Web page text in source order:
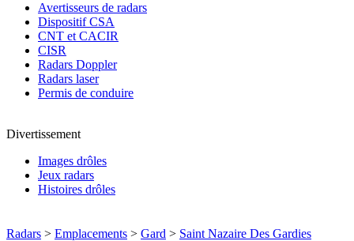
Avertisseurs de radars
Dispositif CSA
CNT et CACIR
CISR
Radars Doppler
Radars laser
Permis de conduire
Divertissement
Images drôles
Jeux radars
Histoires drôles
Radars > Emplacements > Gard > Saint Nazaire Des Gardies